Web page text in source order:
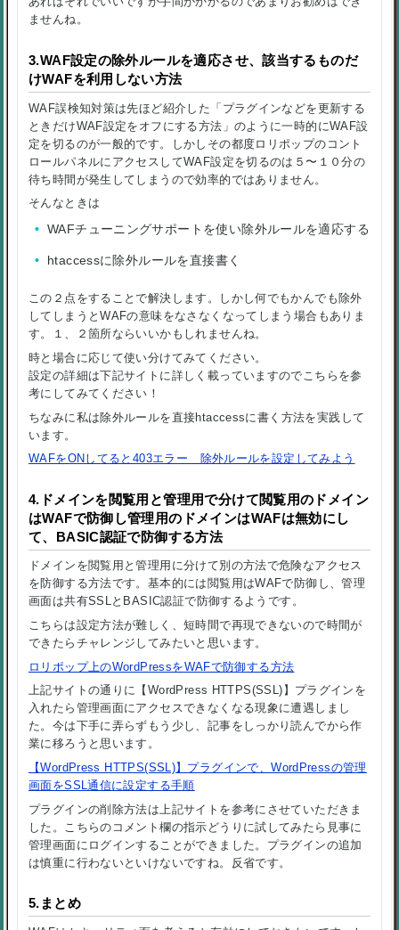
ませんね。
3.WAF設定の除外ルールを適応させ、該当するものだ
けWAFを利用しない方法
WAF誤検知対策は先ほど紹介した「プラグインなどを更新する
ときだけWAF設定をオフにする方法」のように一時的にWAF設
定を切るのが一般的です。しかしその都度ロリポップのコント
ロールパネルにアクセスしてWAF設定を切るのは５〜１０分の
待ち時間が発生してしまうので効率的ではありません。
そんなときは
WAFチューニングサポートを使い除外ルールを適応する
htaccessに除外ルールを直接書く
この２点をすることで解決します。しかし何でもかんでも除外
してしまうとWAFの意味をなさなくなってしまう場合もありま
す。１、２箇所ならいいかもしれませんね。
時と場合に応じて使い分けてみてください。
設定の詳細は下記サイトに詳しく載っていますのでこちらを参
考にしてみてください！
ちなみに私は除外ルールを直接htaccessに書く方法を実践して
います。
WAFをONしてると403エラー 除外ルールを設定してみよう
4.ドメインを閲覧用と管理用で分けて閲覧用のドメイン
はWAFで防御し管理用のドメインはWAFは無効にし
て、BASIC認証で防御する方法
ドメインを閲覧用と管理用に分けて別の方法で危険なアクセス
を防御する方法です。基本的には閲覧用はWAFで防御し、管理
画面は共有SSLとBASIC認証で防御するようです。
こちらは設定方法が難しく、短時間で再現できないので時間が
できたらチャレンジしてみたいと思います。
ロリポップ上のWordPressをWAFで防御する方法
上記サイトの通りに【WordPress HTTPS(SSL)】プラグインを
入れたら管理画面にアクセスできなくなる現象に遭遇しまし
た。今は下手に弄らずもう少し、記事をしっかり読んでから作
業に移ろうと思います。
【WordPress HTTPS(SSL)】プラグインで、WordPressの管理
画面をSSL通信に設定する手順
プラグインの削除方法は上記サイトを参考にさせていただきま
した。こちらのコメント欄の指示どうりに試してみたら見事に
管理画面にログインすることができました。プラグインの追加
は慎重に行わないといけないですね。反省です。
5.まとめ